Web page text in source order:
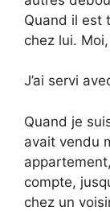
Quand il est
chez lui.
J’ai servi
Quand je
avait vendu
compte,
chez un